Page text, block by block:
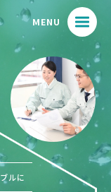
MENU
ルに